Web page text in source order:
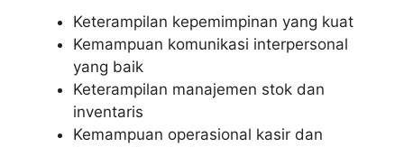
Keterampilan kepemimpinan yang kuat
Kemampuan komunikasi interpersonal
yang baik
Keterampilan manajemen stok dan
inventaris
Kemampuan operasional kasir dan